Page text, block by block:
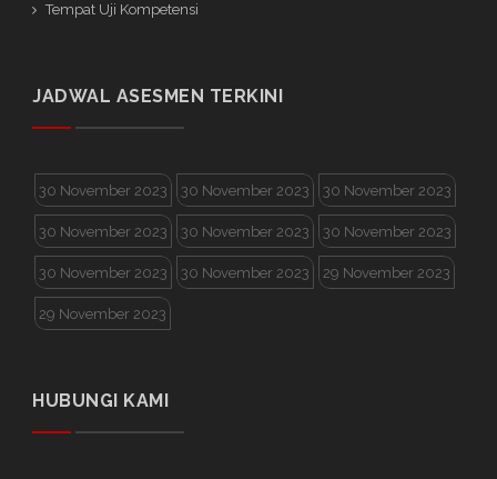
Tempat Uji Kompetensi
JADWAL ASESMEN TERKINI
30 November 2023 30 November 2023 30 November 2023
30 November 2023 30 November 2023 30 November 2023
30 November 2023 30 November 2023 29 November 2023
29 November 2023
HUBUNGI KAMI